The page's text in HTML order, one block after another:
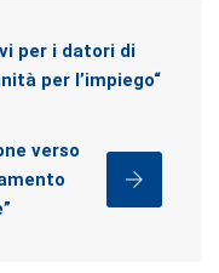
per i datori di
per l’impiego“
verso